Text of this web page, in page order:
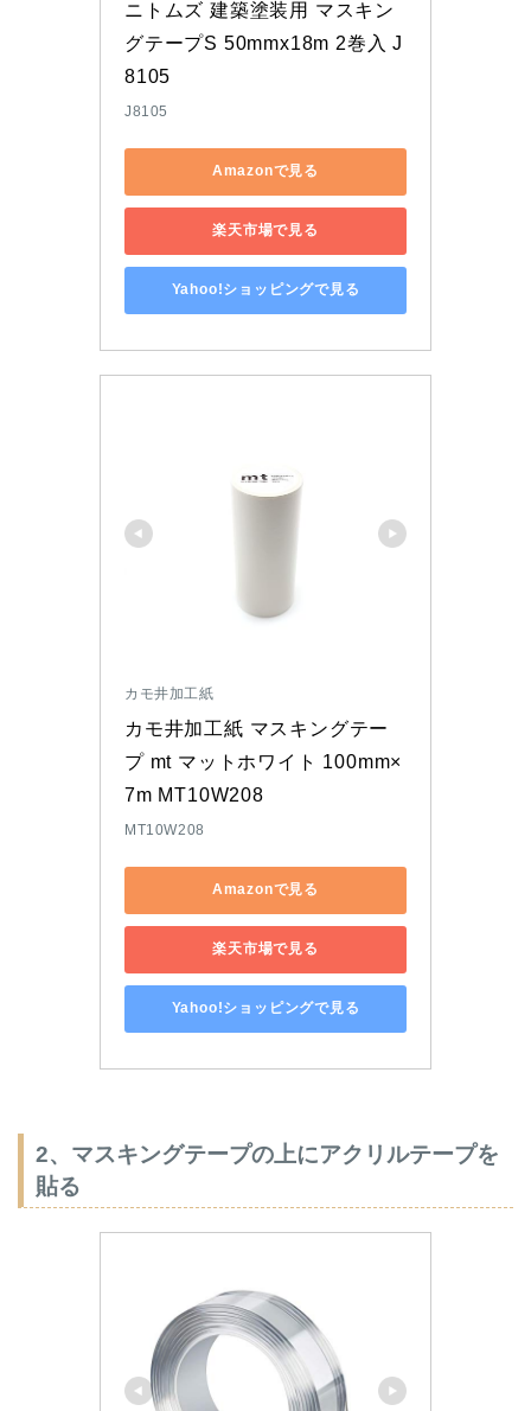
ニトムズ 建築塗装用 マスキン
グテープS 50mmx18m 2巻入 J
8105
J8105
Amazonで見る
楽天市場で見る
Yahoo!ショッピングで見る
カモ井加工紙
カモ井加工紙 マスキングテー
プ mt マットホワイト 100mm×
7m MT10W208
MT10W208
Amazonで見る
楽天市場で見る
Yahoo!ショッピングで見る
2、マスキングテープの上にアクリルテープを
貼る